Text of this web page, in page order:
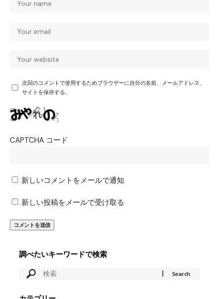
次回のコメントで使用するためブラウザーに自分の名前、メールアドレス、
サイトを保存する。
CAPTCHA コード
新しいコメントをメールで通知
新しい投稿をメールで受け取る
調べたいキーワードで検索